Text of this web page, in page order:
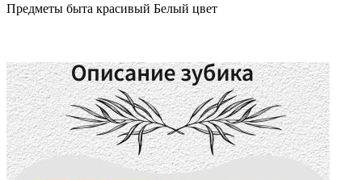
Предметы быта красивый Белый цвет